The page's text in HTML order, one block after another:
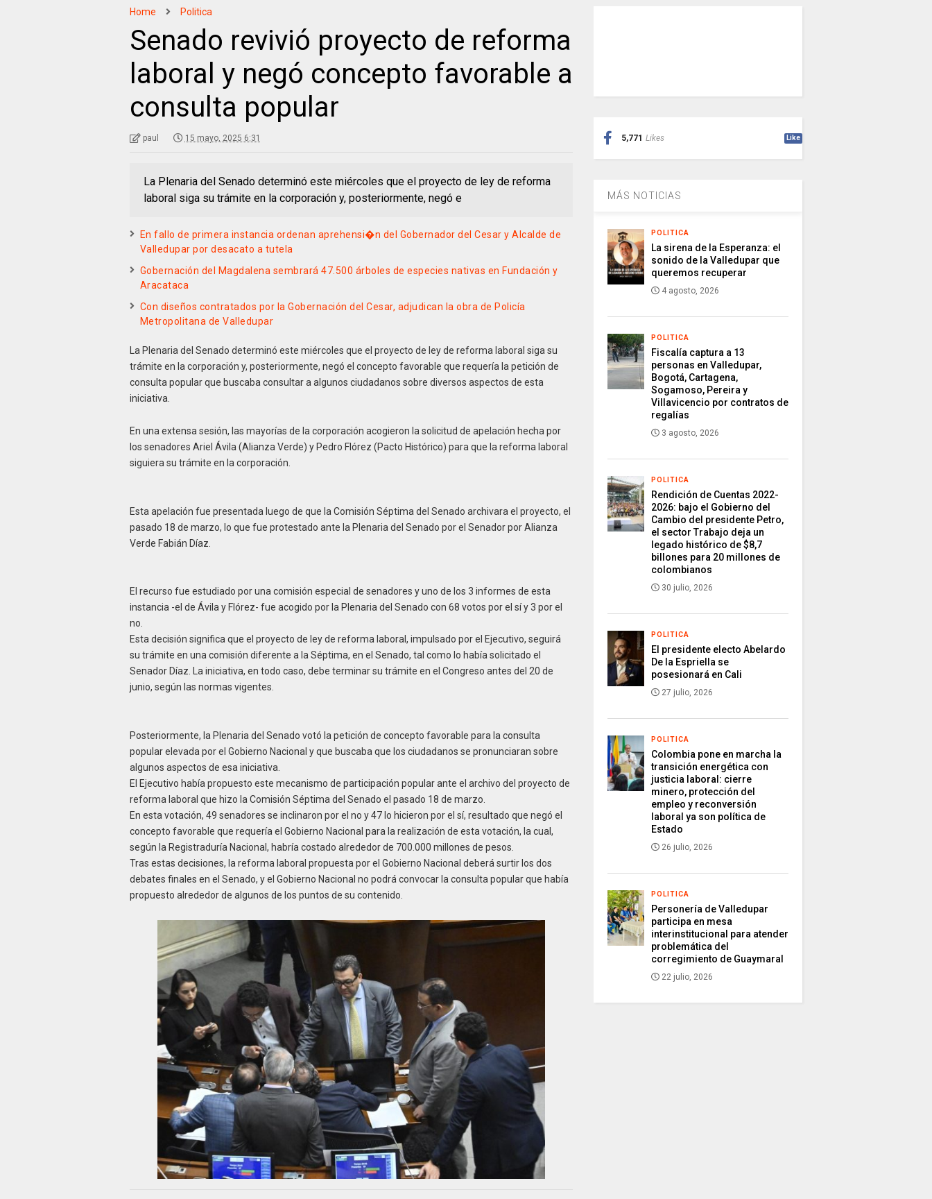
Home Politica
Senado revivió proyecto de reforma
laboral y negó concepto favorable a
consulta popular
paul 15 mayo, 2025 6:31
La Plenaria del Senado determinó este miércoles que el proyecto de ley de reforma
laboral siga su trámite en la corporación y, posteriormente, negó e
En fallo de primera instancia ordenan aprehensi�n del Gobernador del Cesar y Alcalde de
Valledupar por desacato a tutela
Gobernación del Magdalena sembrará 47.500 árboles de especies nativas en Fundación y
Aracataca
Con diseños contratados por la Gobernación del Cesar, adjudican la obra de Policía
Metropolitana de Valledupar
La Plenaria del Senado determinó este miércoles que el proyecto de ley de reforma laboral siga su
trámite en la corporación y, posteriormente, negó el concepto favorable que requería la petición de
consulta popular que buscaba consultar a algunos ciudadanos sobre diversos aspectos de esta
iniciativa.
En una extensa sesión, las mayorías de la corporación acogieron la solicitud de apelación hecha por
los senadores Ariel Ávila (Alianza Verde) y Pedro Flórez (Pacto Histórico) para que la reforma laboral
siguiera su trámite en la corporación.
Esta apelación fue presentada luego de que la Comisión Séptima del Senado archivara el proyecto, el
pasado 18 de marzo, lo que fue protestado ante la Plenaria del Senado por el Senador por Alianza
Verde Fabián Díaz.
El recurso fue estudiado por una comisión especial de senadores y uno de los 3 informes de esta
instancia -el de Ávila y Flórez- fue acogido por la Plenaria del Senado con 68 votos por el sí y 3 por el
no.
Esta decisión significa que el proyecto de ley de reforma laboral, impulsado por el Ejecutivo, seguirá
su trámite en una comisión diferente a la Séptima, en el Senado, tal como lo había solicitado el
Senador Díaz. La iniciativa, en todo caso, debe terminar su trámite en el Congreso antes del 20 de
junio, según las normas vigentes.
Posteriormente, la Plenaria del Senado votó la petición de concepto favorable para la consulta
popular elevada por el Gobierno Nacional y que buscaba que los ciudadanos se pronunciaran sobre
algunos aspectos de esa iniciativa.
El Ejecutivo había propuesto este mecanismo de participación popular ante el archivo del proyecto de
reforma laboral que hizo la Comisión Séptima del Senado el pasado 18 de marzo.
En esta votación, 49 senadores se inclinaron por el no y 47 lo hicieron por el sí, resultado que negó el
concepto favorable que requería el Gobierno Nacional para la realización de esta votación, la cual,
según la Registraduría Nacional, habría costado alrededor de 700.000 millones de pesos.
Tras estas decisiones, la reforma laboral propuesta por el Gobierno Nacional deberá surtir los dos
debates finales en el Senado, y el Gobierno Nacional no podrá convocar la consulta popular que había
propuesto alrededor de algunos de los puntos de su contenido.
5,771 Likes Like
MÁS NOTICIAS
POLITICA
La sirena de la Esperanza: el
sonido de la Valledupar que
queremos recuperar
4 agosto, 2026
POLITICA
Fiscalía captura a 13
personas en Valledupar,
Bogotá, Cartagena,
Sogamoso, Pereira y
Villavicencio por contratos de
regalías
3 agosto, 2026
POLITICA
Rendición de Cuentas 2022-
2026: bajo el Gobierno del
Cambio del presidente Petro,
el sector Trabajo deja un
legado histórico de $8,7
billones para 20 millones de
colombianos
30 julio, 2026
POLITICA
El presidente electo Abelardo
De la Espriella se
posesionará en Cali
27 julio, 2026
POLITICA
Colombia pone en marcha la
transición energética con
justicia laboral: cierre
minero, protección del
empleo y reconversión
laboral ya son política de
Estado
26 julio, 2026
POLITICA
Personería de Valledupar
participa en mesa
interinstitucional para atender
problemática del
corregimiento de Guaymaral
22 julio, 2026